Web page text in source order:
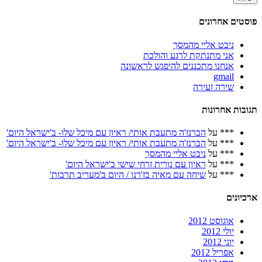
פוסטים אחרונים
ניבט אליי מהמסך
אני מתנתקת לרגע והולכת
אנחנו מתכננים להיפגש לראשונה
gmail
שירה זעירה
תגובות אחרונות
*** על הברנז'ה מתעבת אותי/ ראיון עם מיכל שלו- ב'ישראל היום'
*** על הברנז'ה מתעבת אותי/ ראיון עם מיכל שלו- ב'ישראל היום'
*** על ניבט אליי מהמסך
*** על ראיון עם נורית זרחי שישי ב'ישראל היום'
*** על שיחה עם מאיה בז'רנו / היום ב'מעריב תרבות'
ארכיונים
אוגוסט 2012
יולי 2012
יוני 2012
אפריל 2012